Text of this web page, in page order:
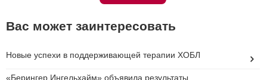
Вас может заинтересовать
Новые успехи в поддерживающей терапии ХОБЛ
«Берингер Ингельхайм» объявила результаты